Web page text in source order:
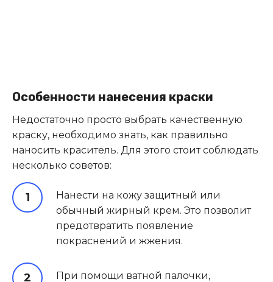
Особенности нанесения краски
Недостаточно просто выбрать качественную
краску, необходимо знать, как правильно
наносить краситель. Для этого стоит соблюдать
несколько советов:
Нанести на кожу защитный или
обычный жирный крем. Это позволит
предотвратить появление
покраснений и жжения.
При помощи ватной палочки,